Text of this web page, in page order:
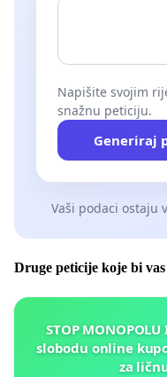
Napišite svojim
snažnu peticiju.
Generiraj
Vaši podaci ostaju
Druge peticije koje bi
STOP
slobodu online
za